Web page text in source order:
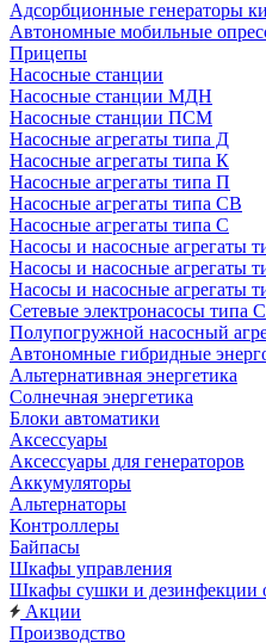
Адсорбционные генераторы
Автономные мобильные
Прицепы
Насосные станции
Насосные станции МДН
Насосные станции ПСМ
Насосные агрегаты типа Д
Насосные агрегаты типа К
Насосные агрегаты типа П
Насосные агрегаты типа СВ
Насосные агрегаты типа С
Насосы и насосные агрегаты
Насосы и насосные агрегаты
Насосы и насосные агрегаты
Сетевые электронасосы типа
Полупогружной насосный
Автономные гибридные
Альтернативная энергетика
Солнечная энергетика
Блоки автоматики
Аксессуары
Аксессуары для генераторов
Аккумуляторы
Альтернаторы
Контроллеры
Байпасы
Шкафы управления
Шкафы сушки и дезинфекции
Акции
Производство